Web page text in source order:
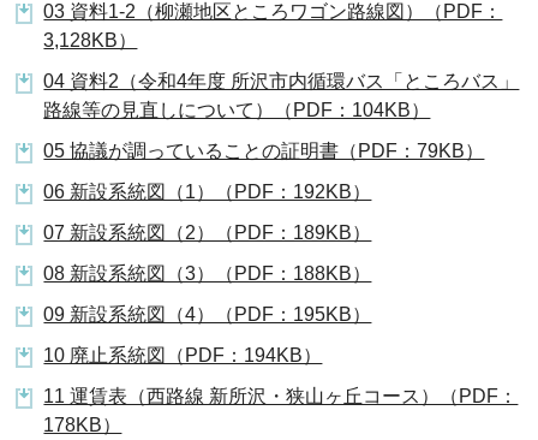
03 資料1-2（柳瀬地区ところワゴン路線図）（PDF：
3,128KB）
04 資料2（令和4年度 所沢市内循環バス「ところバス」
路線等の見直しについて）（PDF：104KB）
05 協議が調っていることの証明書（PDF：79KB）
06 新設系統図（1）（PDF：192KB）
07 新設系統図（2）（PDF：189KB）
08 新設系統図（3）（PDF：188KB）
09 新設系統図（4）（PDF：195KB）
10 廃止系統図（PDF：194KB）
11 運賃表（西路線 新所沢・狭山ヶ丘コース）（PDF：
178KB）